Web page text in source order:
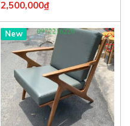
2,500,000₫
New